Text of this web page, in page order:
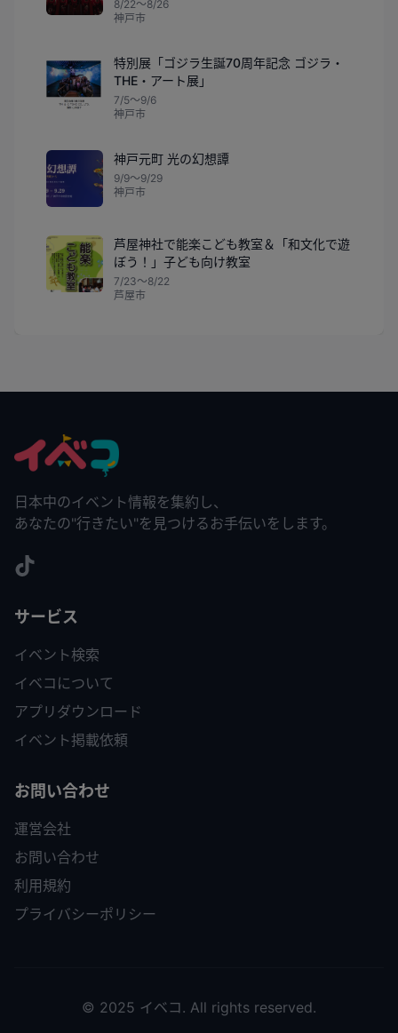
8/22〜8/26
神戸市
特別展「ゴジラ生誕70周年記念 ゴジラ・
THE・アート展」
7/5〜9/6
神戸市
神戸元町 光の幻想譚
9/9〜9/29
神戸市
芦屋神社で能楽こども教室＆「和文化で遊
ぼう！」子ども向け教室
7/23〜8/22
芦屋市
日本中のイベント情報を集約し、
あなたの"行きたい"を見つけるお手伝いをします。
サービス
イベント検索
イベコについて
アプリダウンロード
イベント掲載依頼
お問い合わせ
運営会社
お問い合わせ
利用規約
プライバシーポリシー
© 2025 イベコ. All rights reserved.